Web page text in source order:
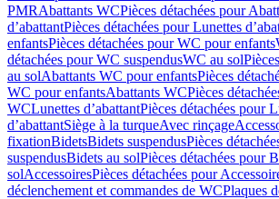
PMRAbattants WCPièces détachées pour
d’abattantPièces détachées pour Lunettes
enfantsPièces détachées pour WC pour enfants
détachées pour WC suspendusWC au sol
au solAbattants WC pour enfantsPièces
WC pour enfantsAbattants WCPièces
WCLunettes d’abattantPièces détachées pour
d’abattantSiège à la turqueAvec rinçage
fixationBidetsBidets suspendusPièces
suspendusBidets au solPièces détachées pour
solAccessoiresPièces détachées pour
déclenchement et commandes de WCPlaques